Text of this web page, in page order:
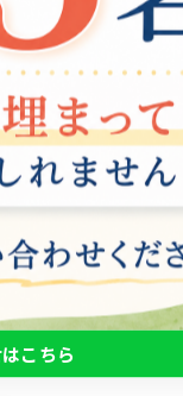
切です。 在宅
題が起こった
るために、ワ
やストレッチな
いため、チー
状況を報告し
、無理な働き
クを行う上で
こちら